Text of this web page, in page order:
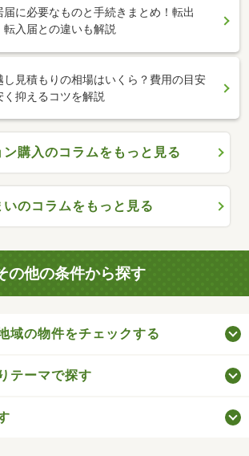
届に必要なものと手続きまとめ！転出
転入届との違いも解説
し見積もりの相場はいくら？費用の目安
く抑えるコツを解説
ン購入のコラムをもっと見る
いのコラムをもっと見る
の他の条件から探す
域の物件をチェックする
テーマで探す